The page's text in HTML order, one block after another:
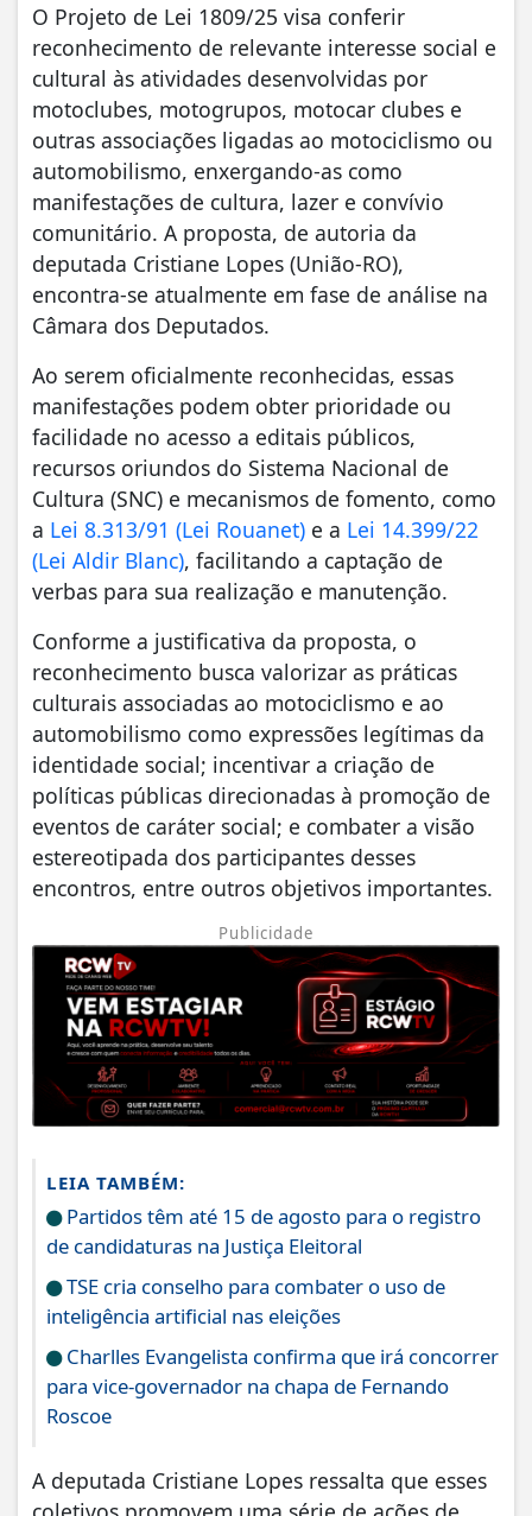
O Projeto de Lei 1809/25 visa conferir
reconhecimento de relevante interesse social e
cultural às atividades desenvolvidas por
motoclubes, motogrupos, motocar clubes e
outras associações ligadas ao motociclismo ou
automobilismo, enxergando-as como
manifestações de cultura, lazer e convívio
comunitário. A proposta, de autoria da
deputada Cristiane Lopes (União-RO),
encontra-se atualmente em fase de análise na
Câmara dos Deputados.
Ao serem oficialmente reconhecidas, essas
manifestações podem obter prioridade ou
facilidade no acesso a editais públicos,
recursos oriundos do Sistema Nacional de
Cultura (SNC) e mecanismos de fomento, como
a Lei 8.313/91 (Lei Rouanet) e a Lei 14.399/22
(Lei Aldir Blanc), facilitando a captação de
verbas para sua realização e manutenção.
Conforme a justificativa da proposta, o
reconhecimento busca valorizar as práticas
culturais associadas ao motociclismo e ao
automobilismo como expressões legítimas da
identidade social; incentivar a criação de
políticas públicas direcionadas à promoção de
eventos de caráter social; e combater a visão
estereotipada dos participantes desses
encontros, entre outros objetivos importantes.
Publicidade
LEIA TAMBÉM:
Partidos têm até 15 de agosto para o registro
de candidaturas na Justiça Eleitoral
TSE cria conselho para combater o uso de
inteligência artificial nas eleições
Charlles Evangelista confirma que irá concorrer
para vice-governador na chapa de Fernando
Roscoe
A deputada Cristiane Lopes ressalta que esses